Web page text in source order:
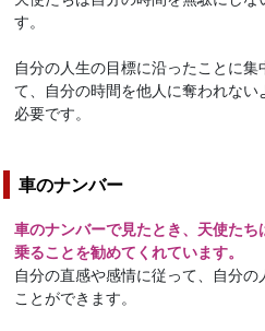
す。
自分の人生の目標に沿ったことに
て、自分の時間を他人に奪われな
必要です。
車のナンバー
車のナンバーで見たとき、天使た
乗ることを勧めてくれています。
自分の直感や感情に従って、自分
ことができます。